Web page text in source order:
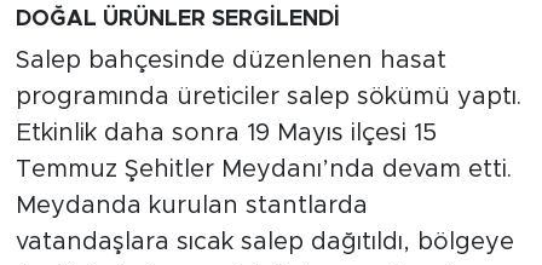
DOĞAL ÜRÜNLER SERGİLENDİ
Salep bahçesinde düzenlenen hasat
programında üreticiler salep sökümü yaptı.
Etkinlik daha sonra 19 Mayıs ilçesi 15
Temmuz Şehitler Meydanı’nda devam etti.
Meydanda kurulan stantlarda
vatandaşlara sıcak salep dağıtıldı, bölgeye